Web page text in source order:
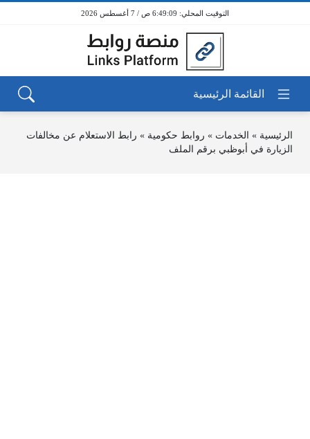
6:49:09 ص / 7 أغسطس 2026
الرئيسية » الخدمات » روابط حكومية » رابط الاستعلام عن مخالفات
الزيارة في أبوظبي برقم الملف